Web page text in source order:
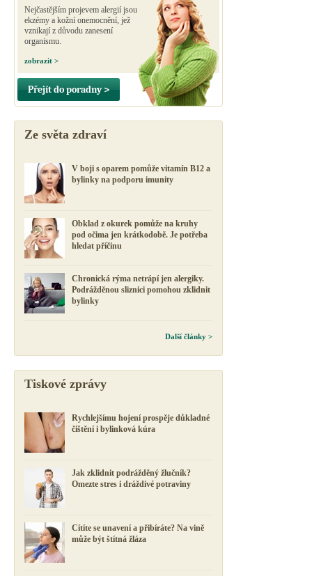
Nejčastějším projevem alergií jsou
ekzémy a kožní onemocnění, jež
vznikají z důvodu zanesení
organismu.
zobrazit >
Přejít do poradny >
Ze světa zdraví
V boji s oparem pomůže vitamín B12 a
bylinky na podporu imunity
Obklad z okurek pomůže na kruhy
pod očima jen krátkodobě. Je potřeba
hledat příčinu
Chronická rýma netrápí jen alergiky.
Podrážděnou sliznici pomohou zklidnit
bylinky
Další články >
Tiskové zprávy
Rychlejšímu hojení prospěje důkladné
čištění i bylinková kúra
Jak zklidnit podrážděný žlučník?
Omezte stres i dráždivé potraviny
Cítíte se unavení a přibíráte? Na vině
může být štítná žláza